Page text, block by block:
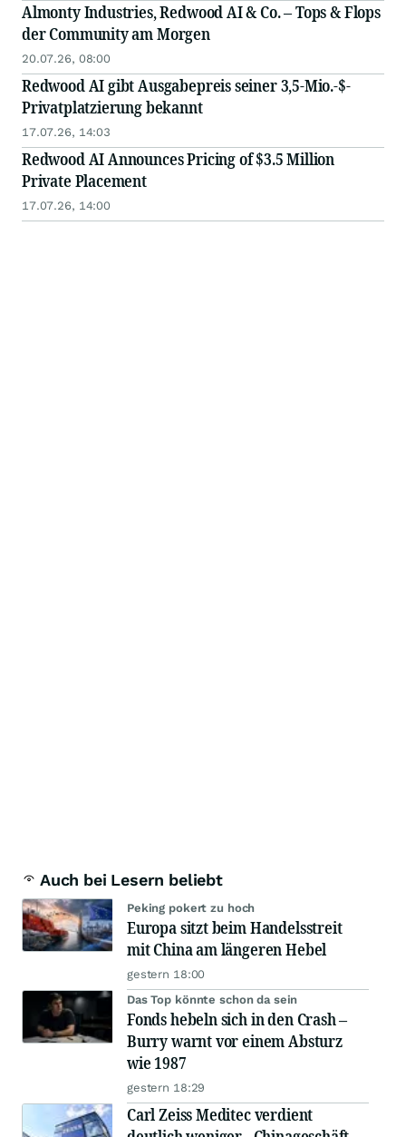
Almonty Industries, Redwood AI & Co. – Tops & Flops
der Community am Morgen
20.07.26, 08:00
Redwood AI gibt Ausgabepreis seiner 3,5-Mio.-$-
Privatplatzierung bekannt
17.07.26, 14:03
Redwood AI Announces Pricing of $3.5 Million
Private Placement
17.07.26, 14:00
Auch bei Lesern beliebt
Peking pokert zu hoch
Europa sitzt beim Handelsstreit
mit China am längeren Hebel
gestern 18:00
Das Top könnte schon da sein
Fonds hebeln sich in den Crash –
Burry warnt vor einem Absturz
wie 1987
gestern 18:29
Carl Zeiss Meditec verdient